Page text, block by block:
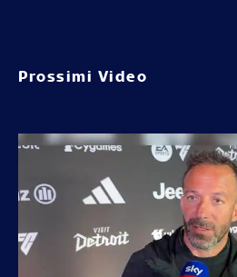
Prossimi Video